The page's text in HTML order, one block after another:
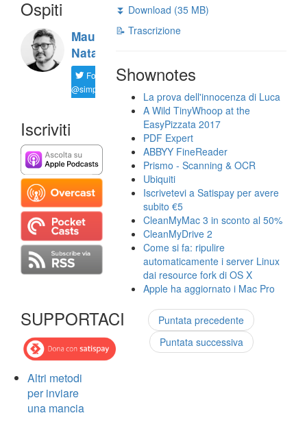
Ospiti
Maurizio
Natali
Follow
@simplemal
Iscriviti
SUPPORTACI
Altri metodi
per inviare
una mancia
⏬ Download (35 MB)
📝 Trascrizione
Shownotes
La prova dell'innocenza di Luca
A Wild TinyWhoop at the
EasyPizzata 2017
PDF Expert
ABBYY FineReader
Prismo - Scanning & OCR
Ubiquiti
Iscrivetevi a Satispay per avere
subito €5
CleanMyMac 3 in sconto al 50%
CleanMyDrive 2
Come si fa: ripulire
automaticamente i server Linux
dai resource fork di OS X
Apple ha aggiornato i Mac Pro
Puntata precedente
Puntata successiva